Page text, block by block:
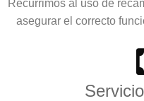
Recurrimos al uso de
asegurar el correcto